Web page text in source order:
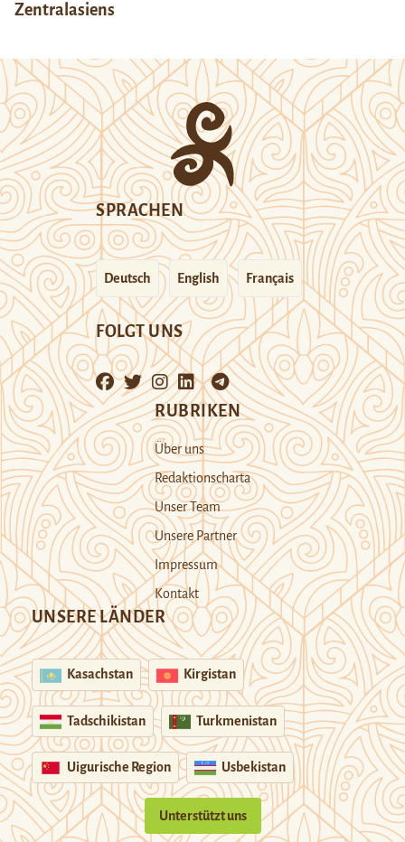
Zentralasiens
SPRACHEN
Deutsch English Français
FOLGT UNS
RUBRIKEN
Über uns
Redaktionscharta
Unser Team
Unsere Partner
Impressum
Kontakt
UNSERE LÄNDER
Kasachstan Kirgistan
Tadschikistan Turkmenistan
Uigurische Region Usbekistan
Unterstützt uns